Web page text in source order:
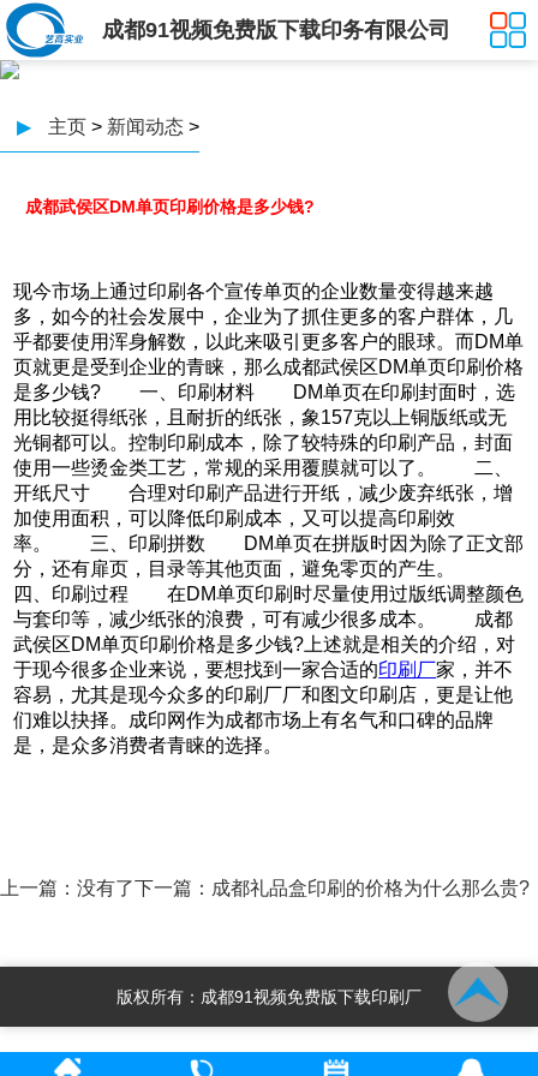
成都91视频免费版下载印务有限公司
▶ 主页 > 新闻动态 >
成都武侯区DM单页印刷价格是多少钱?
现今市场上通过印刷各个宣传单页的企业数量变得越来越
多，如今的社会发展中，企业为了抓住更多的客户群体，几
乎都要使用浑身解数，以此来吸引更多客户的眼球。而DM单
页就更是受到企业的青睐，那么成都武侯区DM单页印刷价格
是多少钱? 一、印刷材料 DM单页在印刷封面时，选
用比较挺得纸张，且耐折的纸张，象157克以上铜版纸或无
光铜都可以。控制印刷成本，除了较特殊的印刷产品，封面
使用一些烫金类工艺，常规的采用覆膜就可以了。 二、
开纸尺寸 合理对印刷产品进行开纸，减少废弃纸张，增
加使用面积，可以降低印刷成本，又可以提高印刷效
率。 三、印刷拼数 DM单页在拼版时因为除了正文部
分，还有扉页，目录等其他页面，避免零页的产生。
四、印刷过程 在DM单页印刷时尽量使用过版纸调整颜色
与套印等，减少纸张的浪费，可有减少很多成本。 成都
武侯区DM单页印刷价格是多少钱?上述就是相关的介绍，对
于现今很多企业来说，要想找到一家合适的印刷厂家，并不
容易，尤其是现今众多的印刷厂厂和图文印刷店，更是让他
们难以抉择。成印网作为成都市场上有名气和口碑的品牌
是，是众多消费者青睐的选择。
上一篇：没有了下一篇： 成都礼品盒印刷的价格为什么那么贵?
版权所有：成都91视频免费版下载印刷厂